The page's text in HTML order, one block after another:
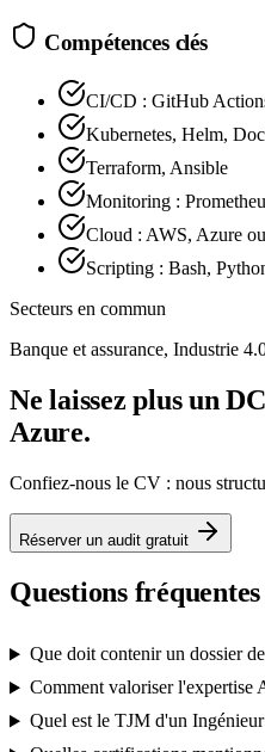
Compétences clés
CI/CD : GitHub
Kubernetes, Helm,
Terraform, Ansible
Monitoring :
Cloud : AWS, Azure
Scripting : Bash,
Secteurs en commun
Banque et assurance, Industrie
Ne laissez plus un
Azure.
Confiez-nous le CV : nous
Réserver un audit gratuit
Questions fréquentes
Que doit contenir un dossier
Comment valoriser l'expertise
Quel est le TJM d'un